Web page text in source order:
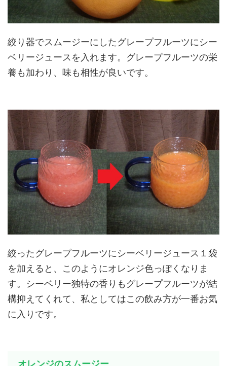
絞り器でスムージーにしたグレープフルーツにシー
ベリージュースを入れます。グレープフルーツの栄
養も加わり、味も相性が良いです。
絞ったグレープフルーツにシーベリージュース１袋
を加えると、このようにオレンジ色っぽくなりま
す。シーベリー独特の香りもグレープフルーツが結
構抑えてくれて、私としてはこの飲み方が一番お気
に入りです。